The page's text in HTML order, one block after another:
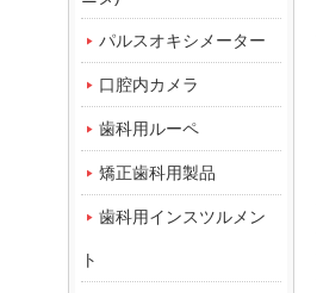
パルスオキシメーター
口腔内カメラ
歯科用ルーペ
矯正歯科用製品
歯科用インスツルメン
ト